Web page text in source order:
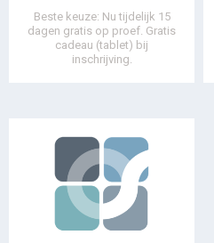
Beste keuze: Nu tijdelijk 15
dagen gratis op proef. Gratis
cadeau (tablet) bij
inschrijving.